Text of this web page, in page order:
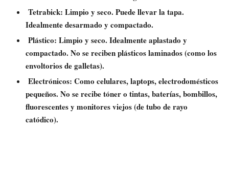
Tetrabick: Limpio y seco. Puede llevar la tapa.
Idealmente desarmado y compactado.
Plástico: Limpio y seco. Idealmente aplastado y
compactado. No se reciben plásticos laminados (como los
envoltorios de galletas).
Electrónicos: Como celulares, laptops, electrodomésticos
pequeños. No se recibe tóner o tintas, baterías, bombillos,
fluorescentes y monitores viejos (de tubo de rayo
catódico).